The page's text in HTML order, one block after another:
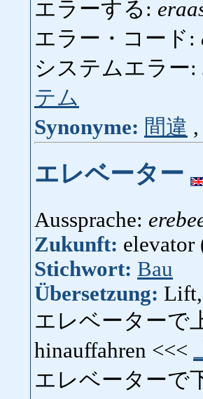
エラーする:
エラー・コード:
システムエラー:
テム
Synonyme: 間違
エレベーター
Aussprache:
Zukunft: elevator
Stichwort: Bau
Übersetzung: Lift,
エレベーターで
hinauffahren <<<
エレベーターで